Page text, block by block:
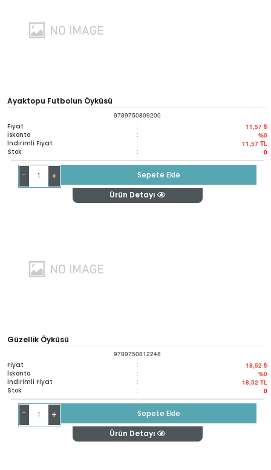
Ayaktopu Futbolun Öyküsü
9789750809200
Fiyat : 11,57 ₺
İskonto : %0
İndirimli Fiyat : 11,57 TL
Stok : 0
- +
Sepete Ekle
Ürün Detayı
Güzellik Öyküsü
9789750812248
Fiyat : 18,52 ₺
İskonto : %0
İndirimli Fiyat : 18,52 TL
Stok : 0
- +
Sepete Ekle
Ürün Detayı